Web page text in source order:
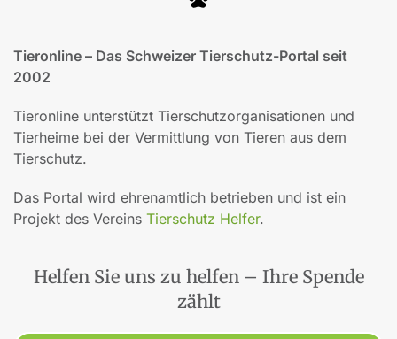
Tieronline – Das Schweizer Tierschutz-Portal seit
2002
Tieronline unterstützt Tierschutzorganisationen und
Tierheime bei der Vermittlung von Tieren aus dem
Tierschutz.
Das Portal wird ehrenamtlich betrieben und ist ein
Projekt des Vereins Tierschutz Helfer.
Helfen Sie uns zu helfen – Ihre Spende
zählt